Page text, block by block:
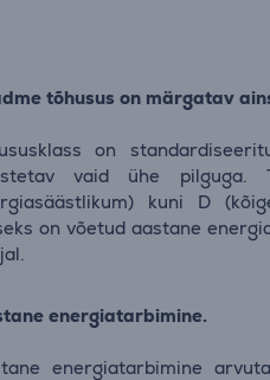
tõhusus on märgatav
on
vaid ühe pilguga.
kuni D
on võetud aastane
energiatarbimine.
energiatarbimine